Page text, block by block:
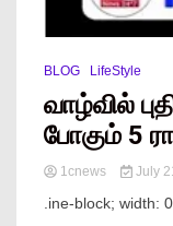
BLOG LifeStyle
வாழ்வில்
போகும் 5
1cnews July
.ine-block; width: